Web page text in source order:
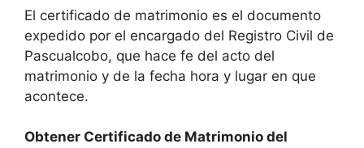
El certificado de matrimonio es el documento
expedido por el encargado del Registro Civil de
Pascualcobo, que hace fe del acto del
matrimonio y de la fecha hora y lugar en que
acontece.
Obtener Certificado de Matrimonio del